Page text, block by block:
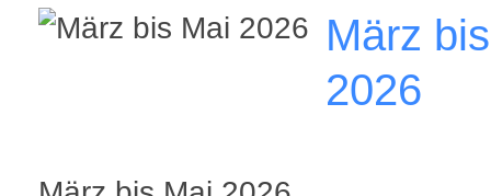
März
2026